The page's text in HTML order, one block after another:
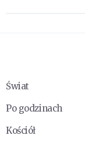
Świat
Po godzinach
Kościół